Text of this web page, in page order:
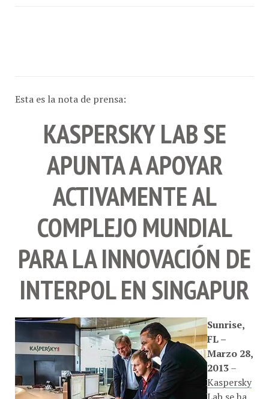
Esta es la nota de prensa:
KASPERSKY LAB SE
APUNTA A APOYAR
ACTIVAMENTE AL
COMPLEJO MUNDIAL
PARA LA INNOVACIÓN DE
INTERPOL EN SINGAPUR
Sunrise,
FL –
Marzo 28,
2013
Kaspersky
Labse ha